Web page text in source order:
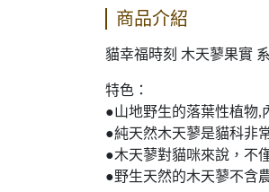
商品介紹
貓幸福時刻 木天蓼果實
特色：
●山地野生的落葉性植物,
●純天然木天蓼是貓科非
●木天蓼對貓咪來說，不
●野生天然的木天蓼不含